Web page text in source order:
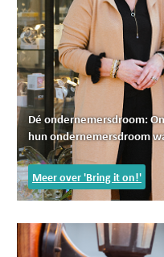
Dé ondernemersdroom:
hun ondernemersdroom
Meer over 'Bring it on!'